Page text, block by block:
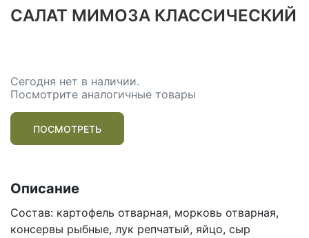
САЛАТ МИМОЗА КЛАССИЧЕСКИЙ
Сегодня нет в наличии.
Посмотрите аналогичные товары
ПОСМОТРЕТЬ
Описание
Состав: картофель отварная, морковь отварная,
консервы рыбные, лук репчатый, яйцо, сыр